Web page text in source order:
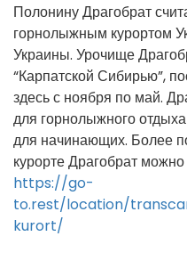
Полонину Драгобрат
горнолыжным курортом
Украины. Урочище
“Карпатской Сибирью”,
здесь с ноября по май.
для горнолыжного
для начинающих. Более
курорте Драгобрат
https://go-
to.rest/location/
kurort/